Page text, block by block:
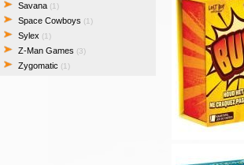
Savana (1)
Space Cowboys (1)
Sylex (1)
Z-Man Games (3)
Zygomatic (1)